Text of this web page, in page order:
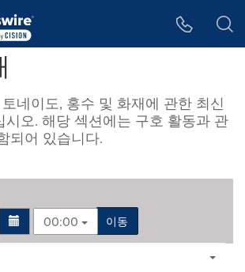
네이도, 홍수 및 화재에 관한 최신
시오. 해당 섹션에는 구호 활동과 관
되어 있습니다.
00:00
이동